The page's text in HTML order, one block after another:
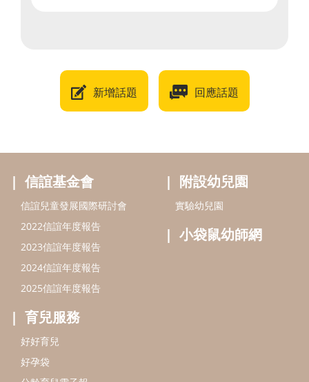
新增話題 回應話題
信誼基金會
信誼兒童發展國際研討會
2022信誼年度報告
2023信誼年度報告
2024信誼年度報告
2025信誼年度報告
育兒服務
好好育兒
好孕袋
附設幼兒園
實驗幼兒園
小袋鼠幼師網